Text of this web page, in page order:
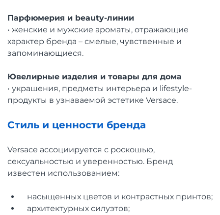
Парфюмерия и beauty-линии
• женские и мужские ароматы, отражающие
характер бренда – смелые, чувственные и
запоминающиеся.
Ювелирные изделия и товары для дома
• украшения, предметы интерьера и lifestyle-
продукты в узнаваемой эстетике Versace.
Стиль и ценности бренда
Versace ассоциируется с роскошью,
сексуальностью и уверенностью. Бренд
известен использованием:
насыщенных цветов и контрастных принтов;
архитектурных силуэтов;